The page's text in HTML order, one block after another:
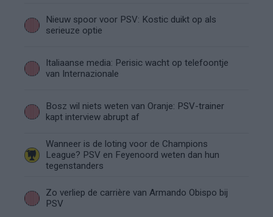
Nieuw spoor voor PSV: Kostic duikt op als
serieuze optie
Italiaanse media: Perisic wacht op telefoontje
van Internazionale
Bosz wil niets weten van Oranje: PSV-trainer
kapt interview abrupt af
Wanneer is de loting voor de Champions
League? PSV en Feyenoord weten dan hun
tegenstanders
Zo verliep de carrière van Armando Obispo bij
PSV